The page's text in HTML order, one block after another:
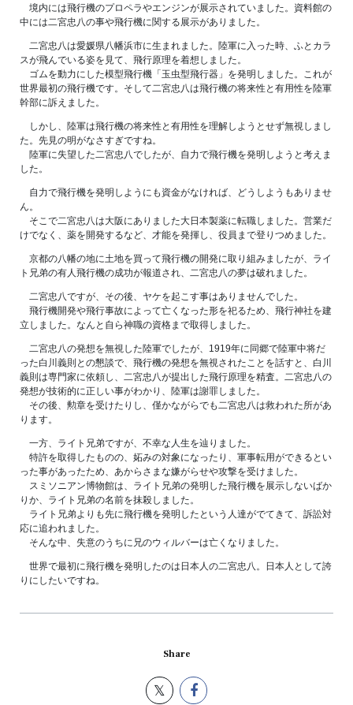
境内には飛行機のプロペラやエンジンが展示されていました。資料館の
中には二宮忠八の事や飛行機に関する展示がありました。
二宮忠八は愛媛県八幡浜市に生まれました。陸軍に入った時、ふとカラ
スが飛んでいる姿を見て、飛行原理を着想しました。
ゴムを動力にした模型飛行機「玉虫型飛行器」を発明しました。これが
世界最初の飛行機です。そして二宮忠八は飛行機の将来性と有用性を陸軍
幹部に訴えました。
しかし、陸軍は飛行機の将来性と有用性を理解しようとせず無視しまし
た。先見の明がなさすぎですね。
陸軍に失望した二宮忠八でしたが、自力で飛行機を発明しようと考えま
した。
自力で飛行機を発明しようにも資金がなければ、どうしようもありませ
ん。
そこで二宮忠八は大阪にありました大日本製薬に転職しました。営業だ
けでなく、薬を開発するなど、才能を発揮し、役員まで登りつめました。
京都の八幡の地に土地を買って飛行機の開発に取り組みましたが、ライ
ト兄弟の有人飛行機の成功が報道され、二宮忠八の夢は破れました。
二宮忠八ですが、その後、ヤケを起こす事はありませんでした。
飛行機開発や飛行事故によって亡くなった形を祀るため、飛行神社を建
立しました。なんと自ら神職の資格まで取得しました。
二宮忠八の発想を無視した陸軍でしたが、1919年に同郷で陸軍中将だ
った白川義則との懇談で、飛行機の発想を無視されたことを話すと、白川
義則は専門家に依頼し、二宮忠八が提出した飛行原理を精査。二宮忠八の
発想が技術的に正しい事がわかり、陸軍は謝罪しました。
その後、勲章を受けたりし、僅かながらでも二宮忠八は救われた所があ
ります。
一方、ライト兄弟ですが、不幸な人生を辿りました。
特許を取得したものの、妬みの対象になったり、軍事転用ができるとい
った事があったため、あからさまな嫌がらせや攻撃を受けました。
スミソニアン博物館は、ライト兄弟の発明した飛行機を展示しないばか
りか、ライト兄弟の名前を抹殺しました。
ライト兄弟よりも先に飛行機を発明したという人達がでてきて、訴訟対
応に追われました。
そんな中、失意のうちに兄のウィルバーは亡くなりました。
世界で最初に飛行機を発明したのは日本人の二宮忠八。日本人として誇
りにしたいですね。
Share